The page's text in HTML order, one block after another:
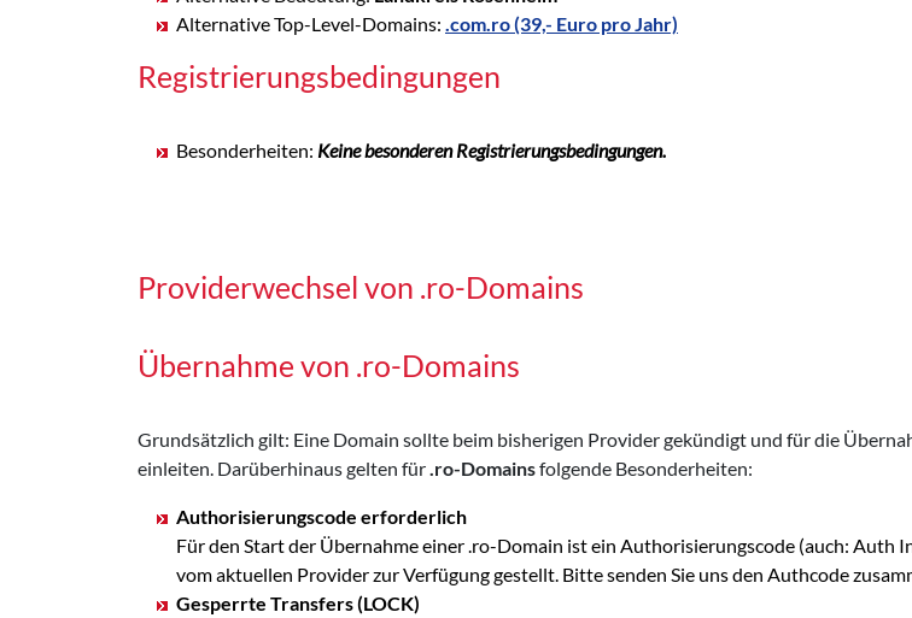
Alternative Top-Level-Domains: .com.ro (39,- Euro pro Jahr)
Registrierungsbedingungen
Besonderheiten: Keine besonderen Registrierungsbedingungen.
Providerwechsel von .ro-Domains
Übernahme von .ro-Domains
Grundsätzlich gilt: Eine Domain sollte beim bisherigen Provider gekündigt und für die
einleiten. Darüberhinaus gelten für .ro-Domainsfolgende Besonderheiten:
Authorisierungscode erforderlich
Für den Start der Übernahme einer .ro-Domain ist ein Authorisierungscode (auch: Auth
vom aktuellen Provider zur Verfügung gestellt. Bitte senden Sie uns den Authcode
Gesperrte Transfers (LOCK)